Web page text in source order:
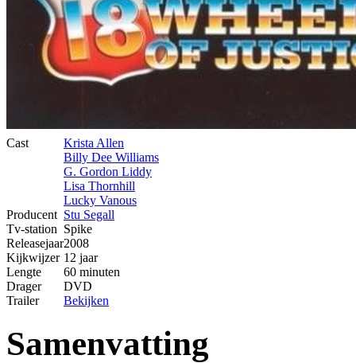
Cast
Krista Allen
Billy Dee Williams
G. Gordon Liddy
Lisa Thornhill
Lucky Vanous
Producent Stu Segall
Tv-station Spike
Releasejaar2008
Kijkwijzer 12 jaar
Lengte
60 minuten
Drager
DVD
Trailer
Bekijken
Samenvatting